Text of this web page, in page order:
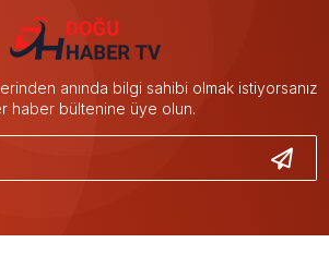
anında bilgi sahibi olmak istiyorsanız
haber bültenine üye olun.